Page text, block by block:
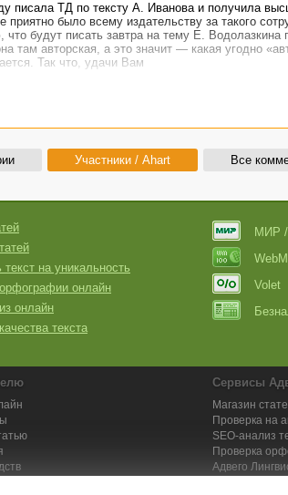
писала ТД по тексту А. Иванова и получила
было всему издательству за такого
будут писать завтра на тему Е. Водолазкина
там авторская, а это значит — какая угодно
Так что, удачи Вам
Участники / Ahart Все
текст на уникальность
онлайн
онлайн
текста
МИР
Volet
Сервисы
Магазин
Проверка на
SEO-анализ
Проверка
Адвего